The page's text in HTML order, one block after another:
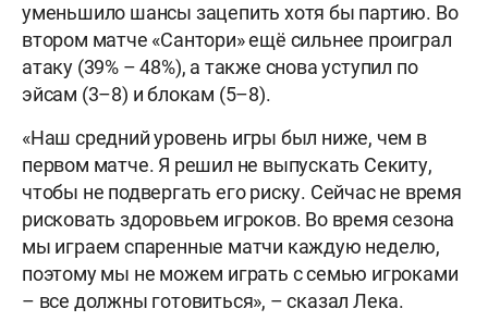
уменьшило шансы зацепить хотя бы партию. Во
втором матче «Сантори» ещё сильнее проиграл
атаку (39% – 48%), а также снова уступил по
эйсам (3–8) и блокам (5–8).
«Наш средний уровень игры был ниже, чем в
первом матче. Я решил не выпускать Секиту,
чтобы не подвергать его риску. Сейчас не время
рисковать здоровьем игроков. Во время сезона
мы играем спаренные матчи каждую неделю,
поэтому мы не можем играть с семью игроками
– все должны готовиться», – сказал Лека.